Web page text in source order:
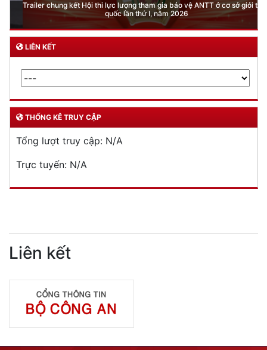
Trailer chung kết Hội thi lực lượng tham gia bảo vệ ANTT ở cơ sở giỏi toàn
quốc lần thứ I, năm 2026
LIÊN KẾT
THỐNG KÊ TRUY CẬP
Tổng lượt truy cập: N/A
Trực tuyến: N/A
Liên kết